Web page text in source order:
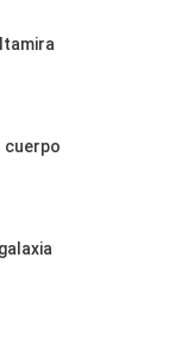
cuerpo